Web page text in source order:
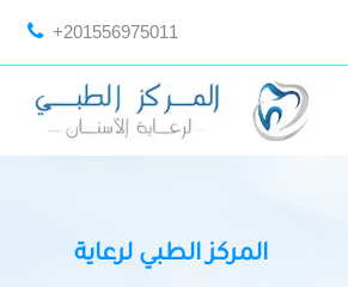
+201556975011
المركز الطبي لرعاية